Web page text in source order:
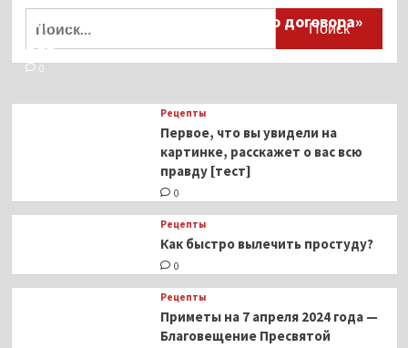
тиранического «Пандемического договора»
ВОЗ
0
Рецепты
Первое, что вы увидели на
картинке, расскажет о вас всю
правду [тест]
0
Рецепты
Как быстро вылечить простуду?
0
Рецепты
Приметы на 7 апреля 2024 года —
Благовещение Пресвятой